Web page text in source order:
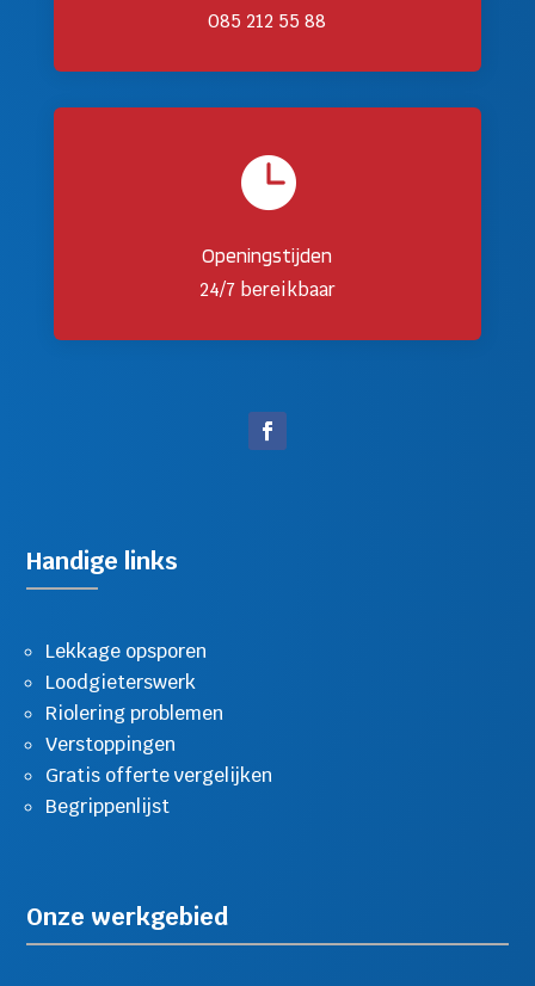
085 212 55 88

Openingstijden
24/7 bereikbaar
Handige links
Lekkage opsporen
Loodgieterswerk
Riolering problemen
Verstoppingen
Gratis offerte vergelijken
Begrippenlijst
Onze werkgebied